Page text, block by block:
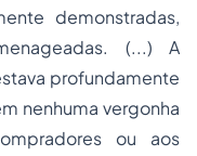
demonstradas,
(...) A
profundamente
nenhuma vergonha
ou aos